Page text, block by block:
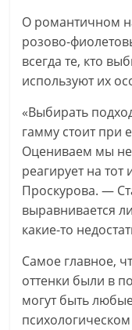
О романтичном
розово-
всегда те, кто
используют их
«Выбирать
гамму стоит при
Оцениваем мы не
реагирует на
Проскурова. —
выравнивается
какие-то
Самое главное,
оттенки были в
могут быть